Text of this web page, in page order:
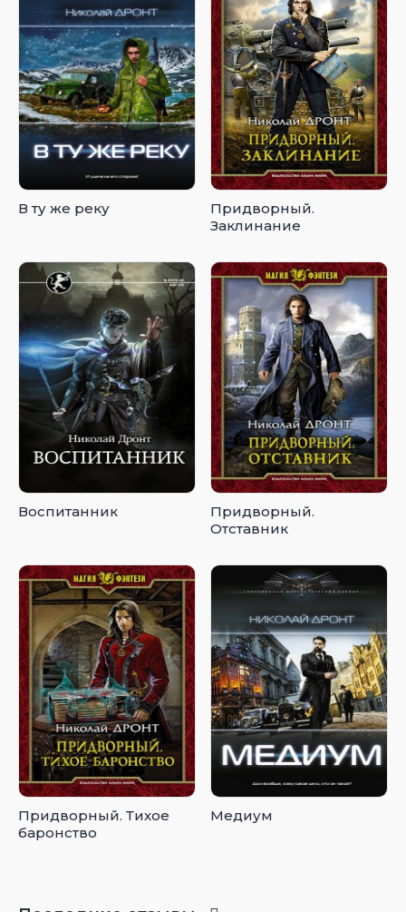
В ту же реку
Придворный.
Заклинание
Воспитанник
Придворный.
Отставник
Придворный. Тихое
баронство
Медиум